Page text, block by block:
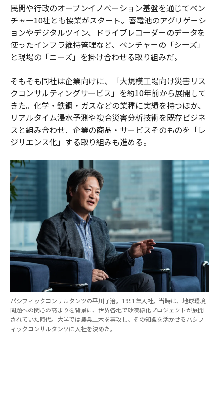
民間や行政のオープンイノベーション基盤を通じてベン
チャー10社とも協業がスタート。蓄電池のアグリゲーシ
ョンやデジタルツイン、ドライブレコーダーのデータを
使ったインフラ維持管理など、ベンチャーの「シーズ」
と現場の「ニーズ」を掛け合わせる取り組みだ。
そもそも同社は企業向けに、「大規模工場向け災害リス
クコンサルティングサービス」を約10年前から展開して
きた。化学・鉄鋼・ガスなどの業種に実績を持つほか、
リアルタイム浸水予測や複合災害分析技術を既存ビジネ
スと組み合わせ、企業の商品・サービスそのものを「レ
ジリエンス化」する取り組みも進める。
パシフィックコンサルタンツの平川了治。1991年入社。当時は、地球環境
問題への関心の高まりを背景に、世界各地で砂漠緑化プロジェクトが展開
されていた時代。大学では農業土木を専攻し、その知識を活かせるパシフ
ィックコンサルタンツに入社を決めた。